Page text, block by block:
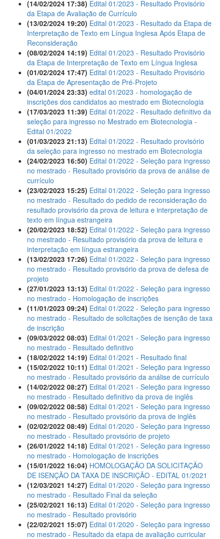
(14/02/2024 17:38) Edital 01/2023 - Resultado Provisório
da Etapa de Avaliação de Currículo
(13/02/2024 19:20) Edital 01/2023 - Resultado da Etapa de
Interpretação de Texto em Língua Inglesa Após Etapa de
Reconsideração
(08/02/2024 14:19) Edital 01/2023 - Resultado Provisório
da Etapa de Interpretação de Texto em Língua Inglesa
(01/02/2024 17:47) Edital 01/2023 - Resultado Provisório
da Etapa de Apresentação de Pré-Projeto
(04/01/2024 23:33) edital 01/2023 - homologação de
inscrições dos candidatos ao mestrado em Biotecnologia
(17/03/2023 11:39) Edital 01/2022 - Resultado definitivo da
seleção para ingresso no Mestrado em Biotecnologia -
Edital 01/2022
(01/03/2023 21:13) Edital 01/2022 - Resultado provisório
da seleção para ingresso no mestrado em Biotecnologia
(24/02/2023 16:50) Edital 01/2022 - Seleção para ingresso
no mestrado - Resultado provisório da prova de análise de
currículo
(23/02/2023 15:25) Edital 01/2022 - Seleção para ingresso
no mestrado - Resultado do pedido de reconsideração do
resultado provisório da prova de leitura e interpretação de
texto em língua estrangeira
(20/02/2023 18:52) Edital 01/2022 - Seleção para ingresso
no mestrado - Resultado provisório da prova de leitura e
interpretação em língua estrangeira
(13/02/2023 17:26) Edital 01/2022 - Seleção para ingresso
no mestrado - Resultado provisório da prova de defesa de
projeto
(27/01/2023 13:13) Edital 01/2022 - Seleção para ingresso
no mestrado - Homologação de inscrições
(11/01/2023 09:24) Edital 01/2022 - Seleção para ingresso
no mestrado - Resultado de solicitações de isenção de taxa
de inscrição
(09/03/2022 08:03) Edital 01/2021 - Seleção para ingresso
no mestrado - Resultado definitivo
(18/02/2022 14:19) Edital 01/2021 - Resultado final
(15/02/2022 10:11) Edital 01/2021 - Seleção para ingresso
no mestrado - Resultado provisório da análise de currículo
(14/02/2022 08:27) Edital 01/2021 - Seleção para ingresso
no mestrado - Resultado definitivo da prova de inglês
(09/02/2022 08:58) Edital 01/2021 - Seleção para ingresso
no mestrado - Resultado provisório da prova de inglês
(02/02/2022 08:49) Edital 01/2020 - Seleção para ingresso
no mestrado - Resultado provisório de projeto
(26/01/2022 14:18) Edital 01/2021 - Seleção para ingresso
no mestrado - Homologação de inscrições
(15/01/2022 16:04) HOMOLOGAÇÃO DA SOLICITAÇÃO
DE ISENÇÃO DA TAXA DE INSCRIÇÃO - EDITAL 01/2021
(12/03/2021 14:27) Edital 01/2020 - Seleção para ingresso
no mestrado - Resultado Final da seleção
(25/02/2021 16:13) Edital 01/2020 - Seleção para ingresso
no mestrado - Resultado provisório
(22/02/2021 15:07) Edital 01/2020 - Seleção para ingresso
no mestrado - Resultado da etapa de avaliação curricular